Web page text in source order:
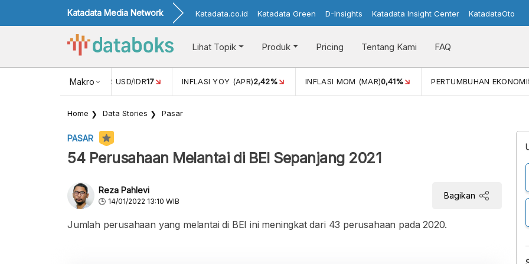
Katadata Media Network Katadata.co.id Katadata Green D-Insights Katadata Insight Center KatadataOto
Lihat Topik Produk Pricing Tentang Kami FAQ
Makro
NILAI TUKAR USD/IDR17 INFLASI YOY (APR)2,42% INFLASI MOM (MAR)0,41% PERTUMBUHAN EKONOMI
Home Data Stories Pasar
PASAR
54 Perusahaan Melantai di BEI Sepanjang 2021
Reza Pahlevi
14/01/2022 13:10 WIB
Bagikan
Jumlah perusahaan yang melantai di BEI ini meningkat dari 43 perusahaan pada 2020.